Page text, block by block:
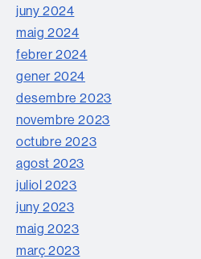
juny 2024
maig 2024
febrer 2024
gener 2024
desembre 2023
novembre 2023
octubre 2023
agost 2023
juliol 2023
juny 2023
maig 2023
març 2023